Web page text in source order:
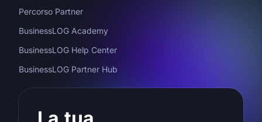
Percorso Partner
BusinessLOG Academy
BusinessLOG Help Center
BusinessLOG Partner Hub